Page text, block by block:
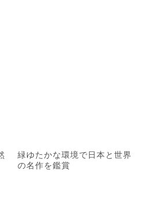
緑ゆたかな環境で日本と世界
の名作を鑑賞